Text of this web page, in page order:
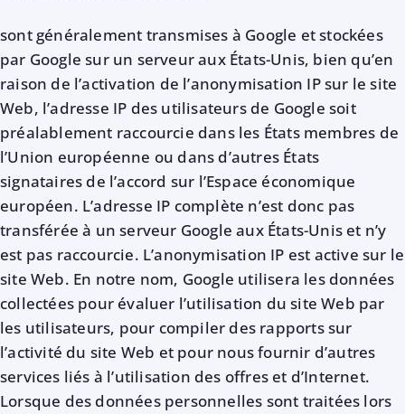
sont généralement transmises à Google et stockées
par Google sur un serveur aux États-Unis, bien qu’en
raison de l’activation de l’anonymisation IP sur le site
Web, l’adresse IP des utilisateurs de Google soit
préalablement raccourcie dans les États membres de
l’Union européenne ou dans d’autres États
signataires de l’accord sur l’Espace économique
européen. L’adresse IP complète n’est donc pas
transférée à un serveur Google aux États-Unis et n’y
est pas raccourcie. L’anonymisation IP est active sur le
site Web. En notre nom, Google utilisera les données
collectées pour évaluer l’utilisation du site Web par
les utilisateurs, pour compiler des rapports sur
l’activité du site Web et pour nous fournir d’autres
services liés à l’utilisation des offres et d’Internet.
Lorsque des données personnelles sont traitées lors